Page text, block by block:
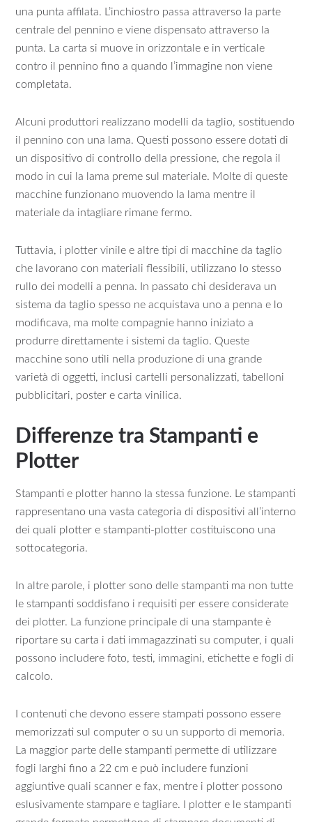
una punta affilata. L’inchiostro passa attraverso la parte
centrale del pennino e viene dispensato attraverso la
punta. La carta si muove in orizzontale e in verticale
contro il pennino fino a quando l’immagine non viene
completata.
Alcuni produttori realizzano modelli da taglio, sostituendo
il pennino con una lama. Questi possono essere dotati di
un dispositivo di controllo della pressione, che regola il
modo in cui la lama preme sul materiale. Molte di queste
macchine funzionano muovendo la lama mentre il
materiale da intagliare rimane fermo.
Tuttavia, i plotter vinile e altre tipi di macchine da taglio
che lavorano con materiali flessibili, utilizzano lo stesso
rullo dei modelli a penna. In passato chi desiderava un
sistema da taglio spesso ne acquistava uno a penna e lo
modificava, ma molte compagnie hanno iniziato a
produrre direttamente i sistemi da taglio. Queste
macchine sono utili nella produzione di una grande
varietà di oggetti, inclusi cartelli personalizzati, tabelloni
pubblicitari, poster e carta vinilica.
Differenze tra Stampanti e
Plotter
Stampanti e plotter hanno la stessa funzione. Le stampanti
rappresentano una vasta categoria di dispositivi all’interno
dei quali plotter e stampanti-plotter costituiscono una
sottocategoria.
In altre parole, i plotter sono delle stampanti ma non tutte
le stampanti soddisfano i requisiti per essere considerate
dei plotter. La funzione principale di una stampante è
riportare su carta i dati immagazzinati su computer, i quali
possono includere foto, testi, immagini, etichette e fogli di
calcolo.
I contenuti che devono essere stampati possono essere
memorizzati sul computer o su un supporto di memoria.
La maggior parte delle stampanti permette di utilizzare
fogli larghi fino a 22 cm e può includere funzioni
aggiuntive quali scanner e fax, mentre i plotter possono
eslusivamente stampare e tagliare. I plotter e le stampanti